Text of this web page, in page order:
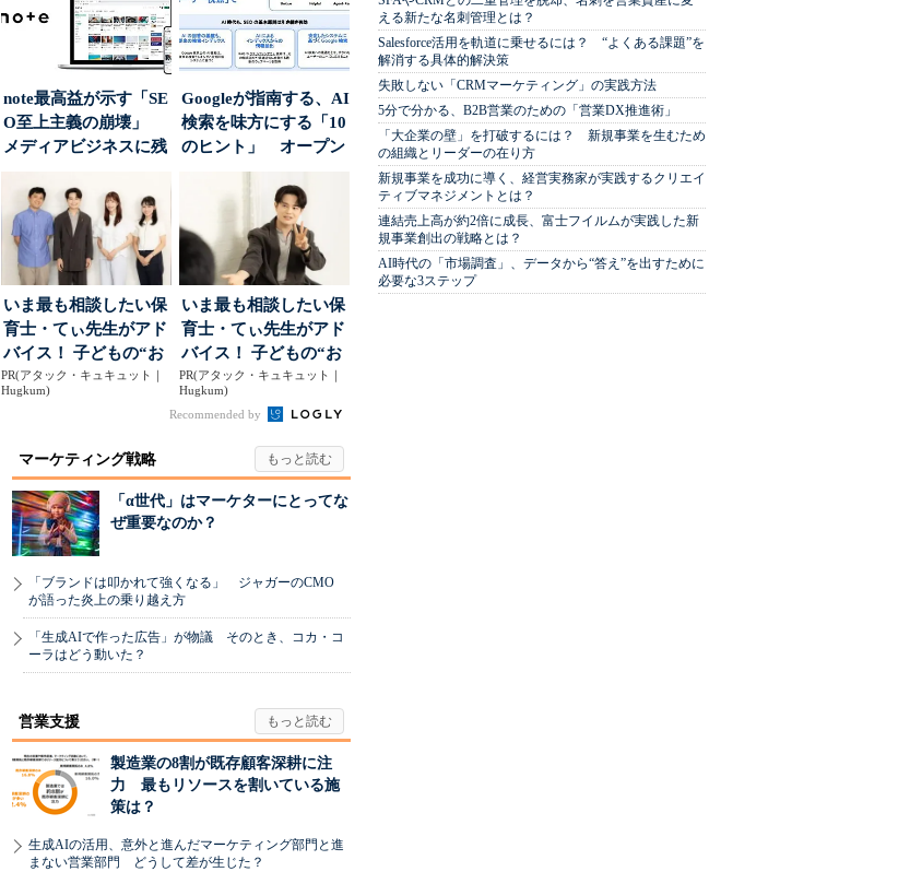
note最高益が示す「SE
O至上主義の崩壊」
メディアビジネスに残
Googleが指南する、AI
検索を味方にする「10
のヒント」 オープン
ハウスでは...
いま最も相談したい保
育士・てぃ先生がアド
バイス！ 子どもの“お
てつだい”に、どん...
PR(アタック・キュキュット｜
Hugkum)
いま最も相談したい保
育士・てぃ先生がアド
バイス！ 子どもの“お
てつだい”に、どん...
PR(アタック・キュキュット｜
Hugkum)
Recommended by
マーケティング戦略
「α世代」はマーケターにとってな
ぜ重要なのか？
「ブランドは叩かれて強くなる」 ジャガーのCMO
が語った炎上の乗り越え方
「生成AIで作った広告」が物議 そのとき、コカ・コ
ーラはどう動いた？
営業支援
製造業の8割が既存顧客深耕に注
力 最もリソースを割いている施
策は？
生成AIの活用、意外と進んだマーケティング部門と進
まない営業部門 どうして差が生じた？
える新たな名刺管理とは？
Salesforce活用を軌道に乗せるには？ “よくある課題”を
解消する具体的解決策
失敗しない「CRMマーケティング」の実践方法
5分で分かる、B2B営業のための「営業DX推進術」
「大企業の壁」を打破するには？ 新規事業を生むため
の組織とリーダーの在り方
新規事業を成功に導く、経営実務家が実践するクリエイ
ティブマネジメントとは？
連結売上高が約2倍に成長、富士フイルムが実践した新
規事業創出の戦略とは？
AI時代の「市場調査」、データから“答え”を出すために
必要な3ステップ